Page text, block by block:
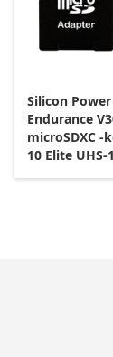
Silicon
Endurance
microSDXC -
10 Elite UHS-